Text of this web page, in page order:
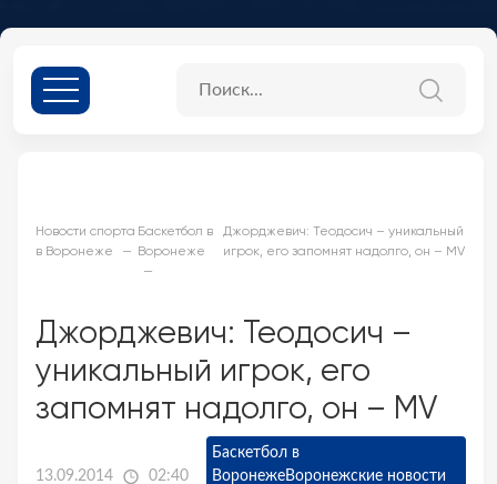
Новости спорта
в Воронеже
Баскетбол в
Воронеже
Джорджевич: Теодосич – уникальный
игрок, его запомнят надолго, он – MV
Джорджевич: Теодосич –
уникальный игрок, его
запомнят надолго, он – MV
13.09.2014 02:40
Баскетбол в
ВоронежеВоронежские новости